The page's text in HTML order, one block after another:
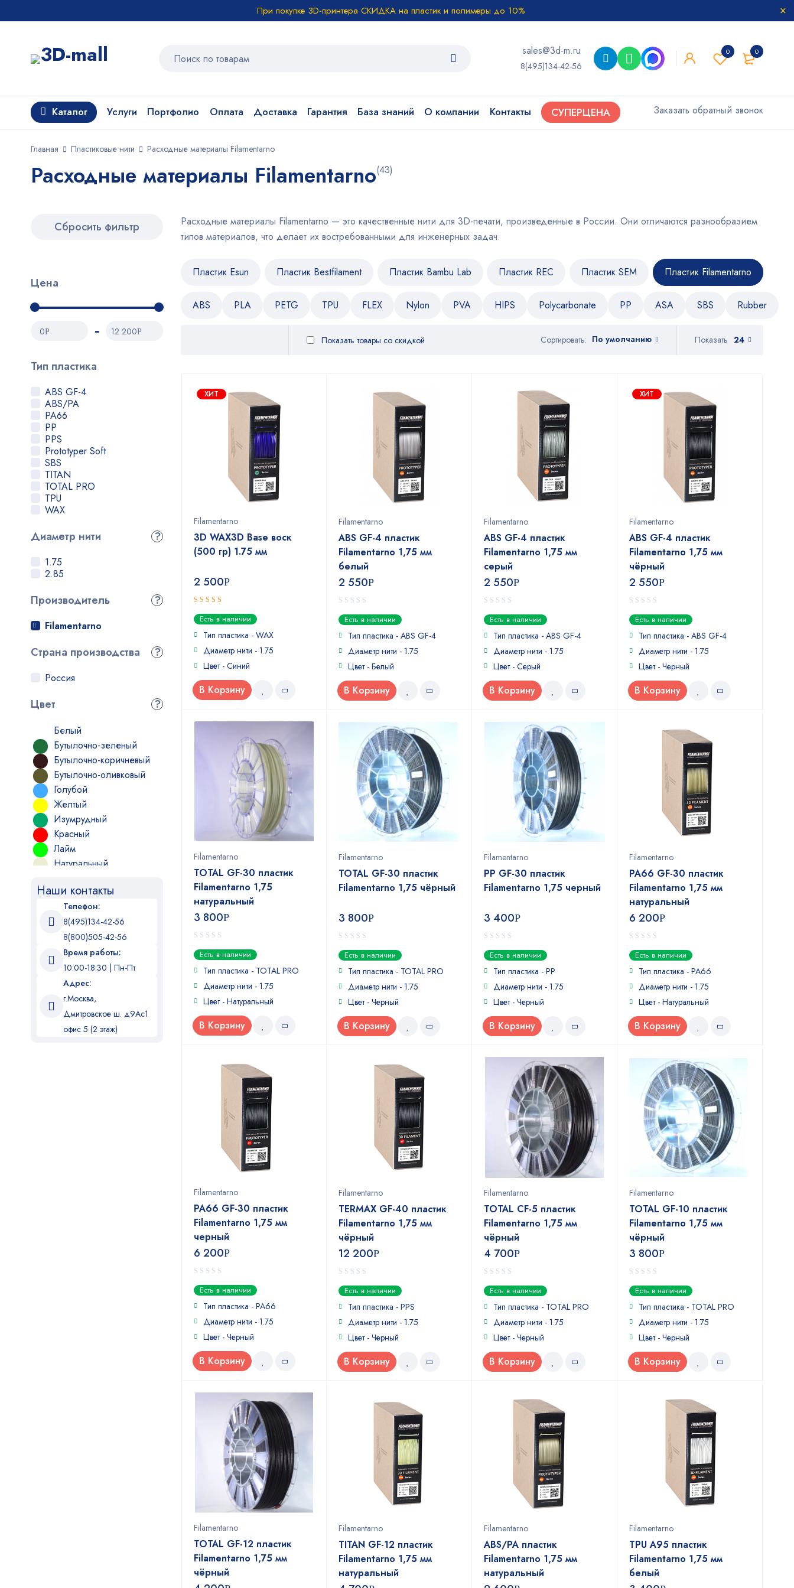
При покупке 3D-принтера СКИДКА на пластик и полимеры до 10%
0
0
sales@3d-m.ru
8(495)134-42-56
Каталог Услуги Портфолио Оплата Доставка Гарантия База знаний О компании Контакты СУПЕРЦЕНА Заказать обратный звонок
Главная Пластиковые нити Расходные материалы Filamentarno
Расходные материалы Filamentarno(43)
Сбросить фильтр
Цена
0Р 12 200Р
Тип пластика
ABS GF-4
ABS/PA
PA66
PP
PPS
Prototyper Soft
SBS
TITAN
TOTAL PRO
TPU
WAX
Диаметр нити ?
1.75
2.85
Производитель ?
Filamentarno
Страна производства ?
Россия
Цвет ?
Белый
Бутылочно-зеленый
Бутылочно-коричневый
Бутылочно-оливковый
Голубой
Желтый
Изумрудный
Красный
Лайм
Натуральный
Прозрачный
Салатовый
Серый
Синий
Слоновая кость
Фиолетовый
Черный
Наши контакты
Телефон:
8(495)134-42-56
8(800)505-42-56
Время работы:
10:00-18:30 | Пн-Пт
Адрес:
г.Москва,
Дмитровское ш. д9Ас1
офис 5 (2 этаж)
Расходные материалы Filamentarno — это качественные нити для 3D-печати, произведенные в России. Они отличаются разнообразием
типов материалов, что делает их востребованными для инженерных задач.
Пластик Esun Пластик Bestfilament Пластик Bambu Lab Пластик REC Пластик SEM Пластик Filamentarno
ABS PLA PETG TPU FLEX Nylon PVA HIPS Polycarbonate PP ASA SBS Rubber
Сортировать: По умолчанию
Показать товары со скидкой Показать 24
ХИТ
Filamentarno
3D WAX3D Base воск
(500 гр) 1.75 мм
2 500Р
4out of
5Есть в наличии
Тип пластика - WAX
Диаметр нити - 1.75
Цвет - Синий
В Корзину
Filamentarno
ABS GF-4 пластик
Filamentarno 1,75 мм
белый
2 550Р
0
out
of
Есть в наличии
Тип пластика - ABS GF-4
Диаметр нити - 1.75
Цвет - Белый
В Корзину
Filamentarno
ABS GF-4 пластик
Filamentarno 1,75 мм
серый
2 550Р
0
out
of
Есть в наличии
Тип пластика - ABS GF-4
Диаметр нити - 1.75
Цвет - Серый
В Корзину
ХИТ
Filamentarno
ABS GF-4 пластик
Filamentarno 1,75 мм
чёрный
2 550Р
0
out
of
Есть в наличии
Тип пластика - ABS GF-4
Диаметр нити - 1.75
Цвет - Черный
В Корзину
Filamentarno
TOTAL GF-30 пластик
Filamentarno 1,75
натуральный
3 800Р
0
out
of
Есть в наличии
Тип пластика - TOTAL PRO
Диаметр нити - 1.75
Цвет - Натуральный
В Корзину
Filamentarno
TOTAL GF-30 пластик
Filamentarno 1,75 чёрный
3 800Р
0
out
of
Есть в наличии
Тип пластика - TOTAL PRO
Диаметр нити - 1.75
Цвет - Черный
В Корзину
Filamentarno
PP GF-30 пластик
Filamentarno 1,75 черный
3 400Р
0
out
of
Есть в наличии
Тип пластика - PP
Диаметр нити - 1.75
Цвет - Черный
В Корзину
Filamentarno
PA66 GF-30 пластик
Filamentarno 1,75 мм
натуральный
6 200Р
0
out
of
Есть в наличии
Тип пластика - PA66
Диаметр нити - 1.75
Цвет - Натуральный
В Корзину
Filamentarno
PA66 GF-30 пластик
Filamentarno 1,75 мм
черный
6 200Р
0
out
of
Есть в наличии
Тип пластика - PA66
Диаметр нити - 1.75
Цвет - Черный
В Корзину
Filamentarno
TERMAX GF-40 пластик
Filamentarno 1,75 мм
чёрный
12 200Р
0
out
of
Есть в наличии
Тип пластика - PPS
Диаметр нити - 1.75
Цвет - Черный
В Корзину
Filamentarno
TOTAL CF-5 пластик
Filamentarno 1,75 мм
чёрный
4 700Р
0
out
of
Есть в наличии
Тип пластика - TOTAL PRO
Диаметр нити - 1.75
Цвет - Черный
В Корзину
Filamentarno
TOTAL GF-10 пластик
Filamentarno 1,75 мм
чёрный
3 800Р
0
out
of
Есть в наличии
Тип пластика - TOTAL PRO
Диаметр нити - 1.75
Цвет - Черный
В Корзину
Filamentarno
TOTAL GF-12 пластик
Filamentarno 1,75 мм
чёрный
Filamentarno
TITAN GF-12 пластик
Filamentarno 1,75 мм
натуральный
Filamentarno
ABS/PA пластик
Filamentarno 1,75 мм
натуральный
Filamentarno
TPU A95 пластик
Filamentarno 1,75 мм
белый